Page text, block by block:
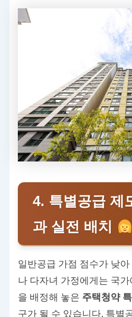
4. 특별공급 제
과 실전 배치
일반공급 가점 점수가 낮
나 다자녀 가정에게는 국
을 배정해 놓은 주택청약
구가 될 수 있습니다. 특별